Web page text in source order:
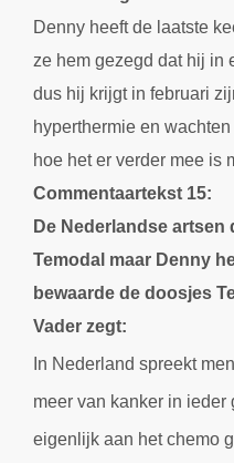
Denny heeft de laatste
ze hem gezegd dat hij in
dus hij krijgt in februari
hyperthermie en
hoe het er verder mee is
Commentaartekst 15:
De Nederlandse artsen
Temodal maar Denny
bewaarde de doosjes
Vader zegt:
In Nederland spreekt
meer van kanker in
eigenlijk aan het chemo